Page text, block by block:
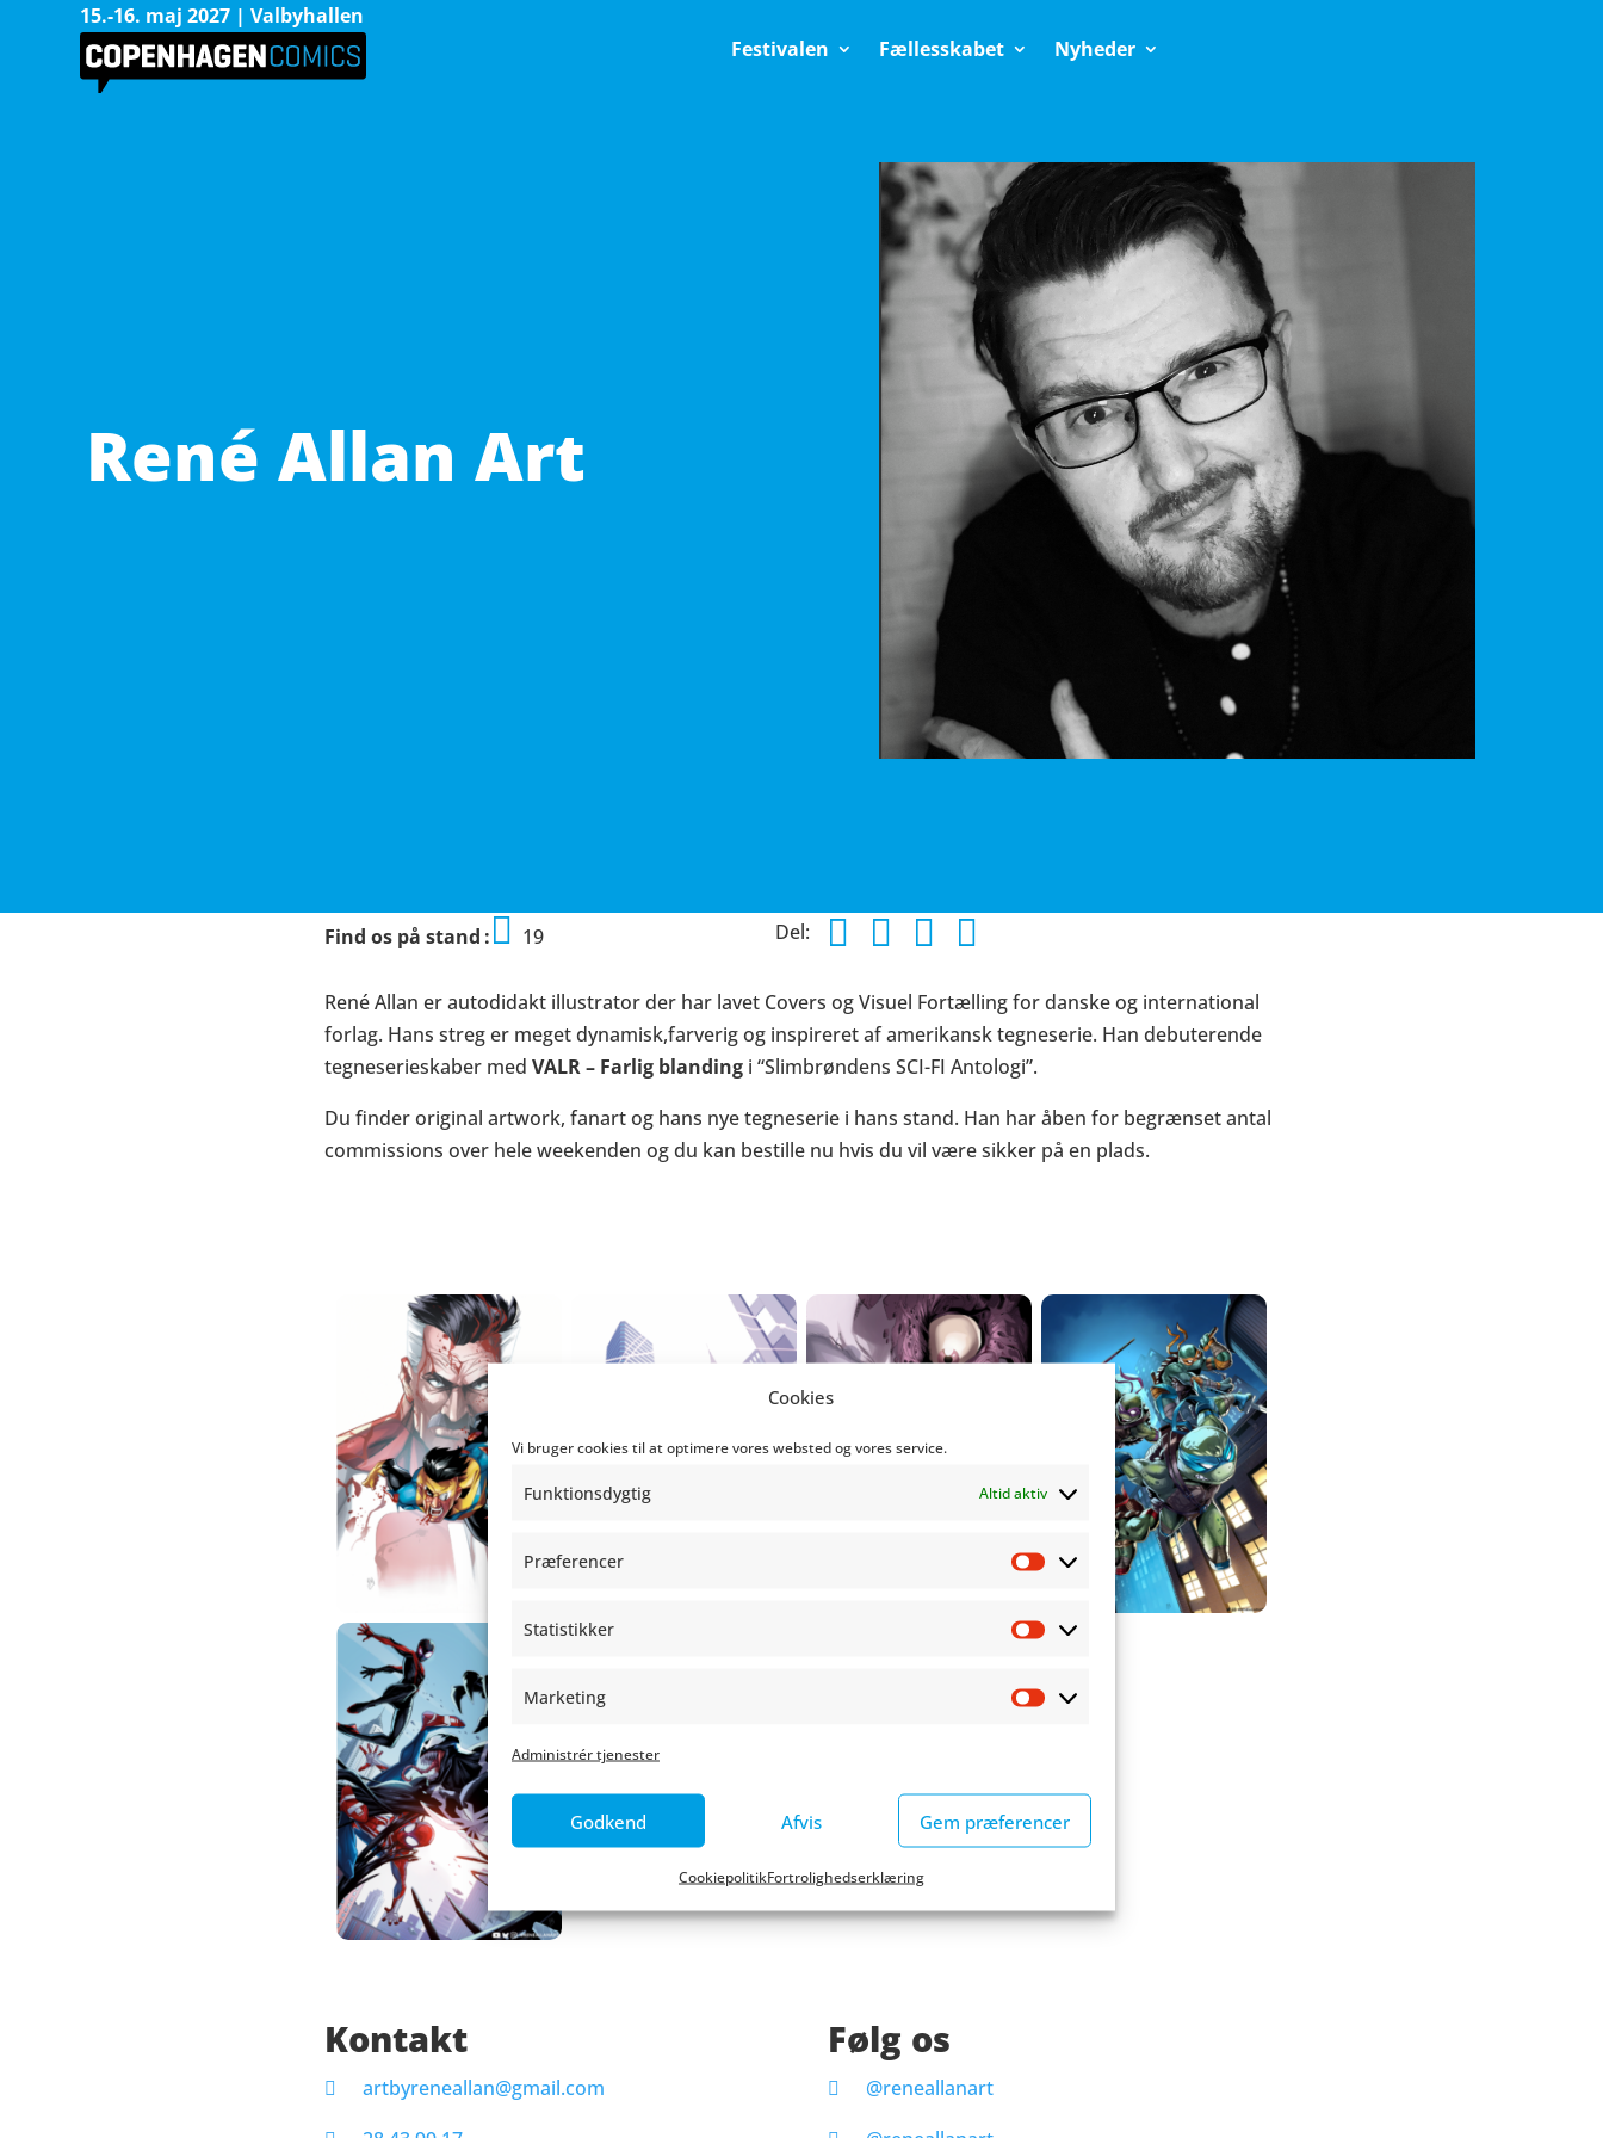
Cookies
Vi bruger cookies til at optimere vores websted og vores service.
Funktionsdygtig Altid aktiv
Præferencer
Præferencer
Statistikker
Statistikker
Marketing
Marketing
Administrér tjenester
Godkend Afvis Gem præferencer
CookiepolitikFortrolighedserklæring
15.-16. maj 2027 | Valbyhallen
Festivalen
Fællesskabet Nyheder
René Allan Art
Find os på stand 19 Del:
René Allan er autodidakt illustrator der har lavet Covers og Visuel Fortælling for danske og international
forlag. Hans streg er meget dynamisk,farverig og inspireret af amerikansk tegneserie. Han debuterende
tegneserieskaber med VALR – Farlig blanding i “Slimbrøndens SCI-FI Antologi”.
Du finder original artwork, fanart og hans nye tegneserie i hans stand. Han har åben for begrænset antal
commissions over hele weekenden og du kan bestille nu hvis du vil være sikker på en plads.
Kontakt
artbyreneallan@gmail.com
Følg os
@reneallanart